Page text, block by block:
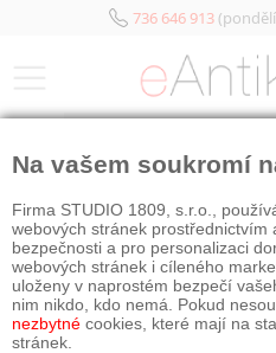
736 646 913(pondělí
Na vašem soukromí
Firma STUDIO 1809, s.r.o.,
webových stránek prostřednictvím
bezpečnosti a pro personalizaci
webových stránek i cíleného
uloženy v naprostém bezpečí
nim nikdo, kdo nemá. Pokud
nezbytné cookies, které mají na
stránek.